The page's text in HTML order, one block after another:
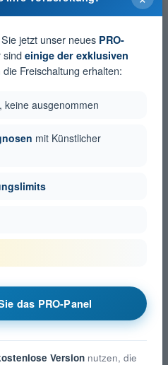
jetzt unser neues PRO-
sind einige der exklusiven
Freischaltung erhalten:
, keine ausgenommen
mit Künstlicher
das PRO-Panel
Versionnutzen, die